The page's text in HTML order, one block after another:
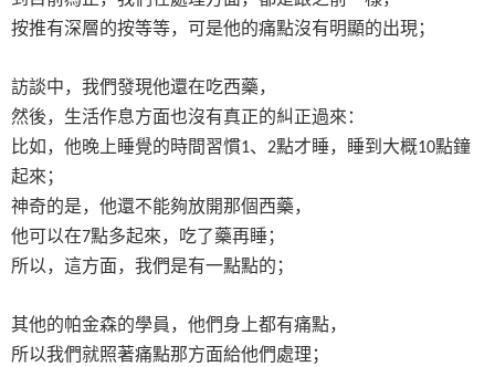
按推有深層的按等等，可是他的痛點沒有明顯的出現；
訪談中，我們發現他還在吃西藥，
然後，生活作息方面也沒有真正的糾正過來：
比如，他晚上睡覺的時間習慣1、 2點才睡，睡到大概10點鐘
起來；
神奇的是，他還不能夠放開那個西藥，
他可以在7點多起來，吃了藥再睡；
所以，這方面，我們是有一點點的；
其他的帕金森的學員，他們身上都有痛點，
所以我們就照著痛點那方面給他們處理；